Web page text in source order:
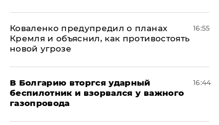
Коваленко предупредил о планах
Кремля и объяснил, как противостоять
новой угрозе
16:55
В Болгарию вторгся ударный
беспилотник и взорвался у важного
газопровода
16:44